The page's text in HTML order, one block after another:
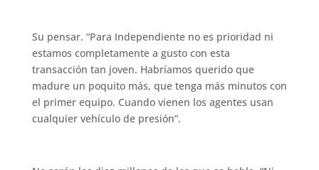
Su pensar. “Para Independiente no es prioridad ni
estamos completamente a gusto con esta
transacción tan joven. Habríamos querido que
madure un poquito más, que tenga más minutos con
el primer equipo. Cuando vienen los agentes usan
cualquier vehículo de presión”.